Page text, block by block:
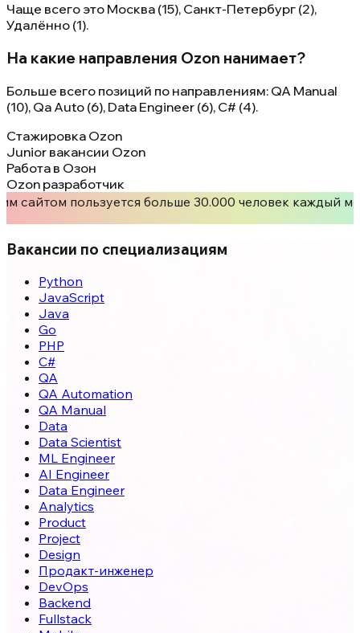
Чаще всего это Москва (15), Санкт-Петербург (2),
Удалённо (1).
На какие направления Ozon нанимает?
Больше всего позиций по направлениям: QA Manual
(10), Qa Auto (6), Data Engineer (6), C# (4).
Стажировка Ozon
Junior вакансии Ozon
Работа в Озон
Ozon разработчик
сайтом пользуется больше 30.000 человек каждый
Вакансии по специализациям
Python
JavaScript
Java
Go
PHP
C#
QA
QA Automation
QA Manual
Data
Data Scientist
ML Engineer
AI Engineer
Data Engineer
Analytics
Product
Project
Design
Продакт-инженер
DevOps
Backend
Fullstack